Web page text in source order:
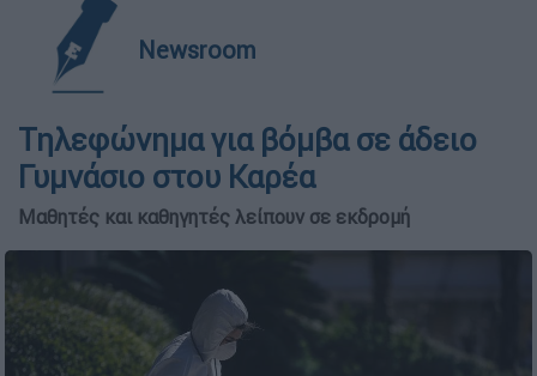
Newsroom
Τηλεφώνημα για βόμβα σε άδειο
Γυμνάσιο στου Καρέα
Μαθητές και καθηγητές λείπουν σε εκδρομή